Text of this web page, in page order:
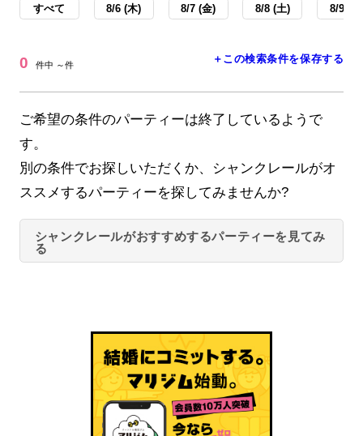
すべて 8/6 (木) 8/7 (金) 8/8 (土) 8/9 (日
0 件中 ～件 ＋この検索条件を保存する
ご希望の条件のパーティーは終了しているようで
す。
別の条件でお探しいただくか、シャンクレールがオ
ススメするパーティーを探してみませんか?
シャンクレールがおすすめするパーティーを見てみ
る